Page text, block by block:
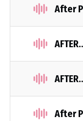
After
After